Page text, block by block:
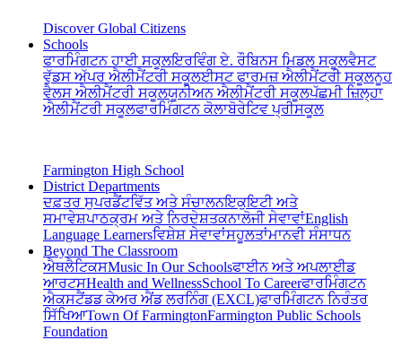
Discover Global Citizens
Schools
ਫਾਰਮਿੰਗਟਨ ਹਾਈ ਸਕੂਲਇਰਵਿੰਗ ਏ. ਰੌਬਿਨਸ ਮਿਡਲ ਸਕੂਲਵੈਸਟ
ਵੁੱਡਸ ਅੱਪਰ ਐਲੀਮੈਂਟਰੀ ਸਕੂਲਈਸਟ ਫਾਰਮਜ਼ ਐਲੀਮੈਂਟਰੀ ਸਕੂਲਨੂਹ
ਵੈਲਸ ਐਲੀਮੈਂਟਰੀ ਸਕੂਲਯੂਨੀਅਨ ਐਲੀਮੈਂਟਰੀ ਸਕੂਲਪੱਛਮੀ ਜ਼ਿਲ੍ਹਾ
ਐਲੀਮੈਂਟਰੀ ਸਕੂਲਫਾਰਮਿੰਗਟਨ ਕੋਲਾਬੋਰੇਟਿਵ ਪ੍ਰੀਸਕੂਲ
Farmington High School
District Departments
ਦਫ਼ਤਰ ਸੁਪਰਡੈਂਟਵਿੱਤ ਅਤੇ ਸੰਚਾਲਨਇਕੁਇਟੀ ਅਤੇ
ਸਮਾਵੇਸ਼ਪਾਠਕ੍ਰਮ ਅਤੇ ਨਿਰਦੇਸ਼ਤਕਨਾਲੋਜੀ ਸੇਵਾਵਾਂEnglish
Language Learnersਵਿਸ਼ੇਸ਼ ਸੇਵਾਵਾਂਸਹੂਲਤਾਂਮਾਨਵੀ ਸੰਸਾਧਨ
Beyond The Classroom
ਐਥਲੈਟਿਕਸMusic In Our Schoolsਫਾਈਨ ਅਤੇ ਅਪਲਾਈਡ
ਆਰਟਸHealth and WellnessSchool To Careerਫਾਰਮਿੰਗਟਨ
ਐਕਸਟੈਂਡਡ ਕੇਅਰ ਐਂਡ ਲਰਨਿੰਗ (EXCL)ਫਾਰਮਿੰਗਟਨ ਨਿਰੰਤਰ
ਸਿੱਖਿਆTown Of FarmingtonFarmington Public Schools
Foundation